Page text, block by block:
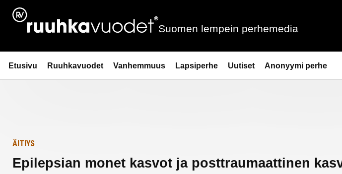
Siirry
sisältöön
Ruuhkavuodet.fi
Suomen lempein perhemedia
Etusivu Ruuhkavuodet Vanhemmuus Lapsiperhe Uutiset Anonyymi perhe
Etusivulle
ÄITIYS
Epilepsian monet kasvot ja posttraumaattinen